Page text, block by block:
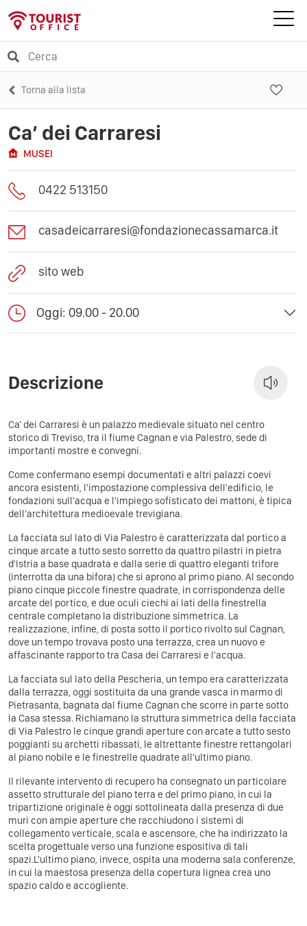
Torna alla lista
Ca’ dei Carraresi
MUSEI
0422 513150
casadeicarraresi@fondazionecassamarca.it
sito web
Oggi: 09.00 - 20.00
Descrizione
Ca' dei Carraresi è un palazzo medievale situato nel centro
storico di Treviso, tra il fiume Cagnan e via Palestro, sede di
importanti mostre e convegni.
Come confermano esempi documentati e altri palazzi coevi
ancora esistenti, l'impostazione complessiva dell'edificio, le
fondazioni sull'acqua e l'impiego sofisticato dei mattoni, è tipica
dell'architettura medioevale trevigiana.
La facciata sul lato di Via Palestro è caratterizzata dal portico a
cinque arcate a tutto sesto sorretto da quattro pilastri in pietra
d'Istria a base quadrata e dalla serie di quattro eleganti trifore
(interrotta da una bifora) che si aprono al primo piano. Al secondo
piano cinque piccole finestre quadrate, in corrispondenza delle
arcate del portico, e due oculi ciechi ai lati della finestrella
centrale completano la distribuzione simmetrica. La
realizzazione, infine, di posta sotto il portico rivolto sul Cagnan,
dove un tempo trovava posto una terrazza, crea un nuovo e
affascinante rapporto tra Casa dei Carraresi e l'acqua.
La facciata sul lato della Pescheria, un tempo era caratterizzata
dalla terrazza, oggi sostituita da una grande vasca in marmo di
Pietrasanta, bagnata dal fiume Cagnan che scorre in parte sotto
la Casa stessa. Richiamano la struttura simmetrica della facciata
di Via Palestro le cinque grandi aperture con arcate a tutto sesto
poggianti su archetti ribassati, le altrettante finestre rettangolari
al piano nobile e le finestrelle quadrate all'ultimo piano.
Il rilevante intervento di recupero ha consegnato un particolare
assetto strutturale del piano terra e del primo piano, in cui la
tripartizione originale è oggi sottolineata dalla presenza di due
muri con ampie aperture che racchiudono i sistemi di
collegamento verticale, scala e ascensore, che ha indirizzato la
scelta progettuale verso una funzione espositiva di tali
spazi.L'ultimo piano, invece, ospita una moderna sala conferenze,
in cui la maestosa presenza della copertura lignea crea uno
spazio caldo e accogliente.